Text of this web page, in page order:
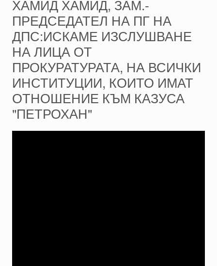
ХАМИД ХАМИД, ЗАМ.-
ПРЕДСЕДАТЕЛ НА ПГ НА
ДПС:ИСКАМЕ ИЗСЛУШВАНЕ
НА ЛИЦА ОТ
ПРОКУРАТУРАТА, НА ВСИЧКИ
ИНСТИТУЦИИ, КОИТО ИМАТ
ОТНОШЕНИЕ КЪМ КАЗУСА
"ПЕТРОХАН"